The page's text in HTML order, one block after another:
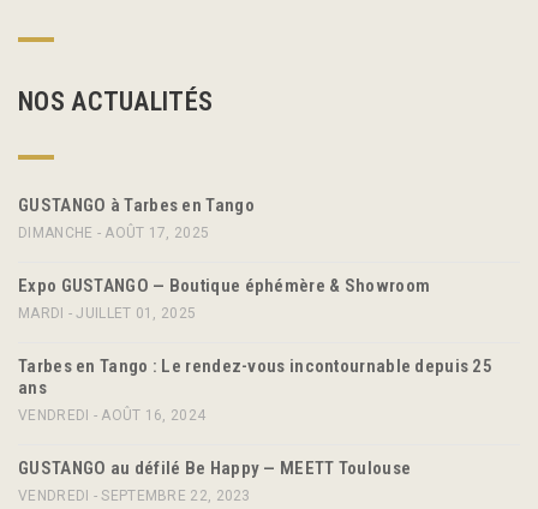
NOS ACTUALITÉS
GUSTANGO à Tarbes en Tango
DIMANCHE - AOÛT 17, 2025
Expo GUSTANGO — Boutique éphémère & Showroom
MARDI - JUILLET 01, 2025
Tarbes en Tango : Le rendez-vous incontournable depuis 25
ans
VENDREDI - AOÛT 16, 2024
GUSTANGO au défilé Be Happy — MEETT Toulouse
VENDREDI - SEPTEMBRE 22, 2023